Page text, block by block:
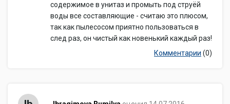
содержимое в унитаз и промыть под струёй
воды все составляющие - считаю это плюсом,
так как пылесосом приятно пользоваться в
след раз, он чистый как новенький каждый раз!
Комментарии (0)